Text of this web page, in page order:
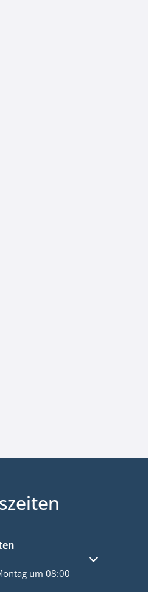
Öffnungs- oder Schließzeiten
um 08:00